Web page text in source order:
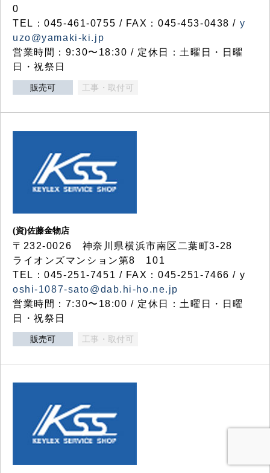
0
TEL：045-461-0755 / FAX：045-453-0438 / y
uzo@yamaki-ki.jp
営業時間：9:30〜18:30 / 定休日：土曜日・日曜
日・祝祭日
販売可 工事・取付可
(資)佐藤金物店
〒232-0026 神奈川県横浜市南区二葉町3-28
ライオンズマンション第8 101
TEL：045-251-7451 / FAX：045-251-7466 / y
oshi-1087-sato@dab.hi-ho.ne.jp
営業時間：7:30〜18:00 / 定休日：土曜日・日曜
日・祝祭日
販売可 工事・取付可